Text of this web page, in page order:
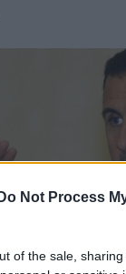
Do Not Process
of the sale,